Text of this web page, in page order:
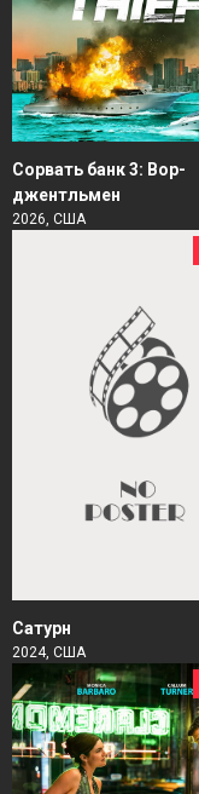
Сорвать банк 3: Вор-
джентльмен
2026, США
Сатурн
2024, США